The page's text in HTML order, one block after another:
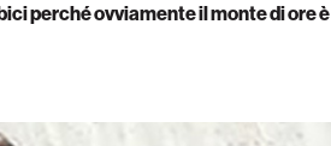
perché ovviamente il monte di ore è